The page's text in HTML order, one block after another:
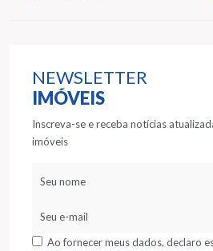
NEWSLETTER
IMÓVEIS
Inscreva-se e receba notícias
imóveis
Ao fornecer meus dados, declaro